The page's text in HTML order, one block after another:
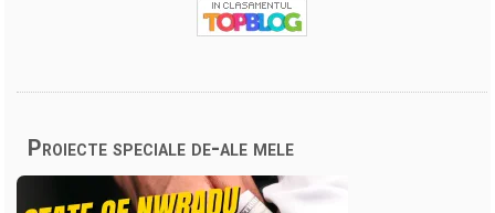
Proiecte speciale de-ale mele